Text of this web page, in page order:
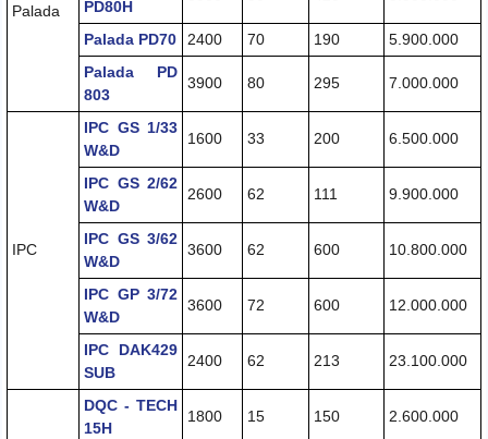
Palada
PD80H
Palada PD70 2400 70 190
5.900.000
Palada PD
803
3900 80 295 7.000.000
IPC
IPC GS 1/33
W&D
1600 33 200 6.500.000
IPC GS 2/62
W&D
2600 62 111 9.900.000
IPC GS 3/62
W&D
3600 62 600 10.800.000
IPC GP 3/72
W&D
3600 72 600 12.000.000
IPC DAK429
SUB
2400 62 213 23.100.000
DQC - TECH
15H
1800 15 150 2.600.000